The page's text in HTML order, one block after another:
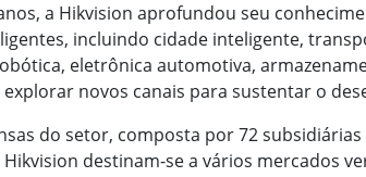
a Hikvision aprofundou seu
incluindo cidade inteligente,
eletrônica automotiva,
novos canais para sustentar o
do setor, composta por 72
destinam-se a vários mercados